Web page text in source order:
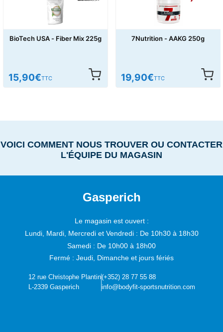
7Nutrition - AAKG 250g
19,90€TTC
BioTech USA - Biotiq C
24,90€TTC
VOICI COMMENT NOUS TROUVER OU CONTACTER
L'ÉQUIPE DU MAGASIN
Gasperich
Le magasin est ouvert :
Lundi, Mardi, Mercredi et Vendredi : De 10h30 à 18h30
Samedi : De 10h00 à 18h00
Fermé : Jeudi, Dimanche et jours fériés
12 rue Christophe Plantin
L-2339 Gasperich
(+352) 28 77 55 88
info@bodyfit-sportsnutrition.com